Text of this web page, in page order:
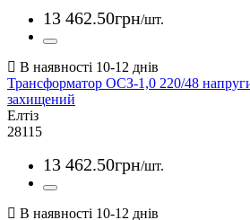
13 462.50грн/шт.
Трансформатор ОСЗ-1,0 220/48
захищений
Елтіз
28115
13 462.50грн/шт.